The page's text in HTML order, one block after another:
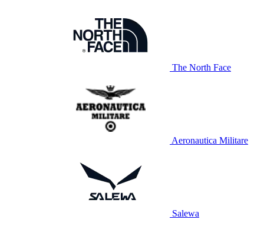
The North Face
Aeronautica Militare
Salewa